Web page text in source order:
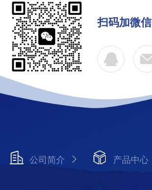
扫码加微信
公司简介 产品中心